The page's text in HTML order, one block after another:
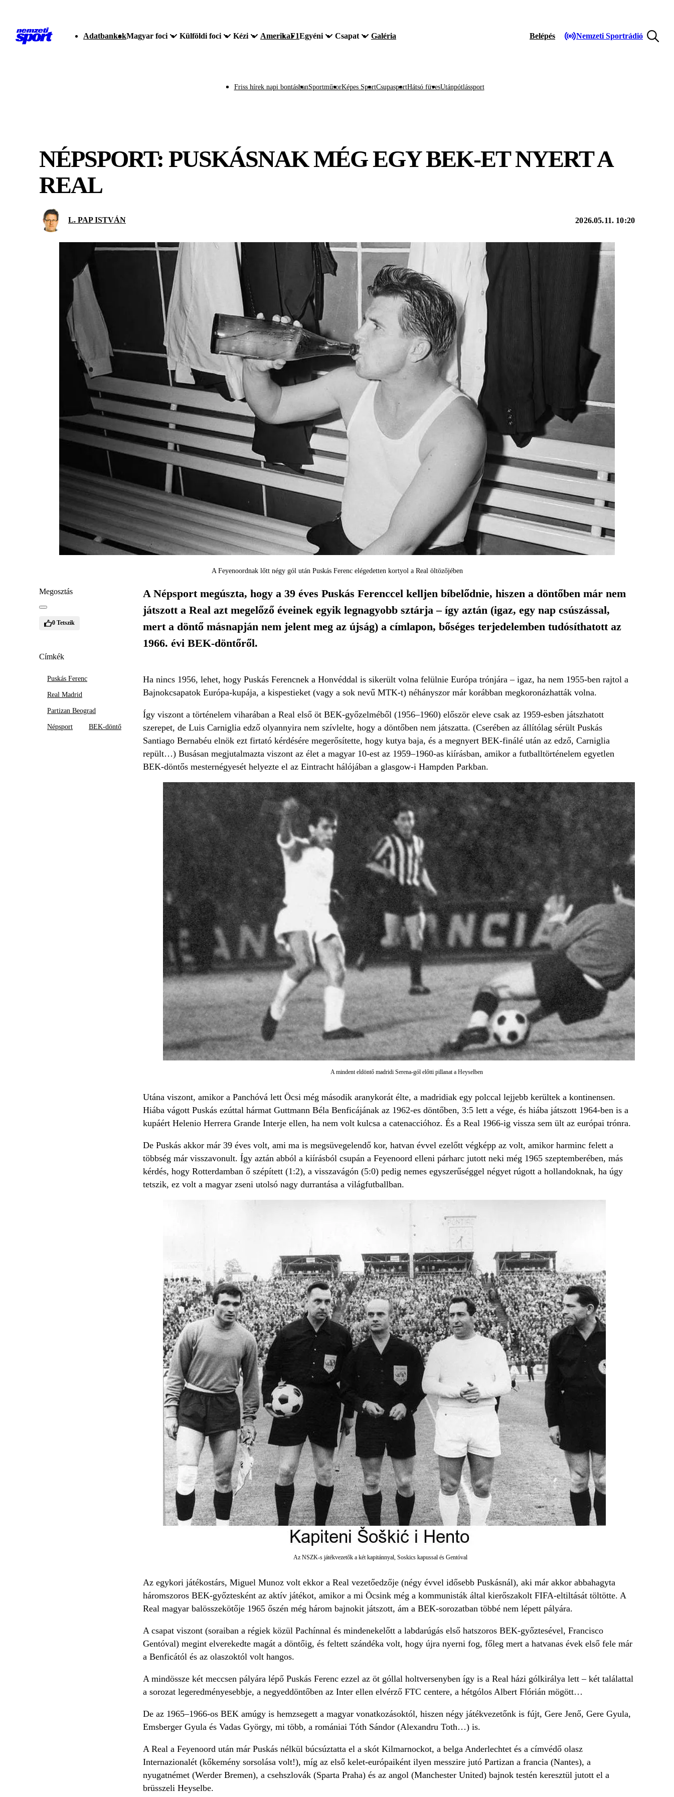
AdatbankokMagyar foci Külföldi foci Kézi AmerikaF1Egyéni Csapat Galéria Belépés Nemzeti Sportrádió
Friss hírek napi bontásbanSportműsorKépes SportCsupasportHátsó füvesUtánpótlássport
NÉPSPORT: PUSKÁSNAK MÉG EGY BEK-ET NYERT A
REAL
L. PAP ISTVÁN 2026.05.11. 10:20
A Feyenoordnak lőtt négy gól után Puskás Ferenc elégedetten kortyol a Real öltözőjében
Megosztás
0 Tetszik
Címkék
Puskás Ferenc
Real Madrid
Partizan Beograd
Népsport BEK-döntő
A Népsport megúszta, hogy a 39 éves Puskás Ferenccel kelljen bíbelődnie, hiszen a döntőben már nem
játszott a Real azt megelőző éveinek egyik legnagyobb sztárja – így aztán (igaz, egy nap csúszással,
mert a döntő másnapján nem jelent meg az újság) a címlapon, bőséges terjedelemben tudósíthatott az
1966. évi BEK-döntőről.
Ha nincs 1956, lehet, hogy Puskás Ferencnek a Honvéddal is sikerült volna felülnie Európa trónjára – igaz, ha nem 1955-ben rajtol a
Bajnokcsapatok Európa-kupája, a kispestieket (vagy a sok nevű MTK-t) néhányszor már korábban megkoronázhatták volna.
Így viszont a történelem viharában a Real első öt BEK-győzelméből (1956–1960) először eleve csak az 1959-esben játszhatott
szerepet, de Luis Carniglia edző olyannyira nem szívlelte, hogy a döntőben nem játszatta. (Cserében az állítólag sérült Puskás
Santiago Bernabéu elnök ezt firtató kérdésére megerősítette, hogy kutya baja, és a megnyert BEK-finálé után az edző, Carniglia
repült…) Busásan megjutalmazta viszont az élet a magyar 10-est az 1959–1960-as kiírásban, amikor a futballtörténelem egyetlen
BEK-döntős mesternégyesét helyezte el az Eintracht hálójában a glasgow-i Hampden Parkban.
A mindent eldöntő madridi Serena-gól előtti pillanat a Heyselben
Utána viszont, amikor a Panchóvá lett Öcsi még második aranykorát élte, a madridiak egy polccal lejjebb kerültek a kontinensen.
Hiába vágott Puskás ezúttal hármat Guttmann Béla Benficájának az 1962-es döntőben, 3:5 lett a vége, és hiába játszott 1964-ben is a
kupáért Helenio Herrera Grande Interje ellen, ha nem volt kulcsa a catenaccióhoz. És a Real 1966-ig vissza sem ült az európai trónra.
De Puskás akkor már 39 éves volt, ami ma is megsüvegelendő kor, hatvan évvel ezelőtt végképp az volt, amikor harminc felett a
többség már visszavonult. Így aztán abból a kiírásból csupán a Feyenoord elleni párharc jutott neki még 1965 szeptemberében, más
kérdés, hogy Rotterdamban ő szépített (1:2), a visszavágón (5:0) pedig nemes egyszerűséggel négyet rúgott a hollandoknak, ha úgy
tetszik, ez volt a magyar zseni utolsó nagy durrantása a világfutballban.
Az NSZK-s játékvezetők a két kapitánnyal, Soskics kapussal és Gentóval
Az egykori játékostárs, Miguel Munoz volt ekkor a Real vezetőedzője (négy évvel idősebb Puskásnál), aki már akkor abbahagyta
háromszoros BEK-győztesként az aktív játékot, amikor a mi Öcsink még a kommunisták által kierőszakolt FIFA-eltiltását töltötte. A
Real magyar balösszekötője 1965 őszén még három bajnokit játszott, ám a BEK-sorozatban többé nem lépett pályára.
A csapat viszont (soraiban a régiek közül Pachínnal és mindenekelőtt a labdarúgás első hatszoros BEK-győztesével, Francisco
Gentóval) megint elverekedte magát a döntőig, és feltett szándéka volt, hogy újra nyerni fog, főleg mert a hatvanas évek első fele már
a Benficától és az olaszoktól volt hangos.
A mindössze két meccsen pályára lépő Puskás Ferenc ezzel az öt góllal holtversenyben így is a Real házi gólkirálya lett – két találattal
a sorozat legeredményesebbje, a negyeddöntőben az Inter ellen elvérző FTC centere, a hétgólos Albert Flórián mögött…
De az 1965–1966-os BEK amúgy is hemzsegett a magyar vonatkozásoktól, hiszen négy játékvezetőnk is fújt, Gere Jenő, Gere Gyula,
Emsberger Gyula és Vadas György, mi több, a romániai Tóth Sándor (Alexandru Toth…) is.
A Real a Feyenoord után már Puskás nélkül búcsúztatta el a skót Kilmarnockot, a belga Anderlechtet és a címvédő olasz
Internazionalét (kőkemény sorsolása volt!), míg az első kelet-európaiként ilyen messzire jutó Partizan a francia (Nantes), a
nyugatnémet (Werder Bremen), a csehszlovák (Sparta Praha) és az angol (Manchester United) bajnok testén keresztül jutott el a
brüsszeli Heyselbe.